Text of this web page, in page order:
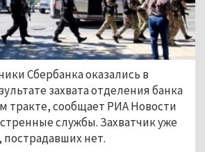
Сбербанка оказались в
захвата отделения банка
тракте, сообщает РИА Новости
службы. Захватчик уже
нет.